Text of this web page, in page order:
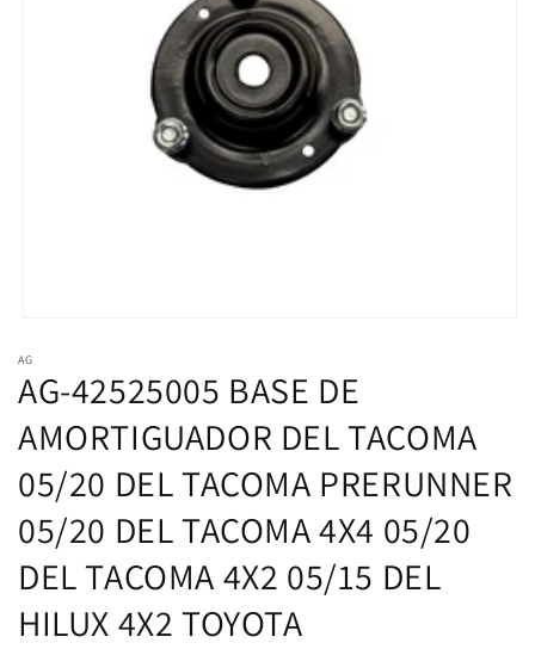
multimedia
1
en
ventana
modal
AG
AG-42525005 BASE DE
AMORTIGUADOR DEL TACOMA
05/20 DEL TACOMA PRERUNNER
05/20 DEL TACOMA 4X4 05/20
DEL TACOMA 4X2 05/15 DEL
HILUX 4X2 TOYOTA